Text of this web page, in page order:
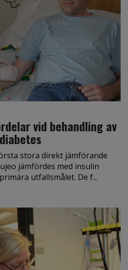
vid behandling av
stora direkt jämförande
jämfördes med insulin
utfallsmålet. De f...